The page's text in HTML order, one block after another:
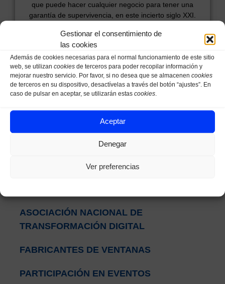
Gestionar el consentimiento de
las cookies
Además de cookies necesarias para el normal funcionamiento de este sitio
web, se utilizan cookies de terceros para poder recopilar información y
mejorar nuestro servicio. Por favor, si no desea que se almacenen cookies
de terceros en su dispositivo, desactívelas a través del botón “ajustes”. En
caso de pulsar en aceptar, se utilizarán estas cookies.
Aceptar
Denegar
Ver preferencias
que puede hacer cualquier negocio para tener una
garantía de supervivencia, en este incierto siglo XXI.
Suscríbete al Blog
Quiero mi Masterclass
ASOCIACIÓN NACIONAL DE
TRANSFORMACIÓN DIGITAL
FABRICANTES DE VENTANAS
PARTICIPACIÓN EN EVENTOS